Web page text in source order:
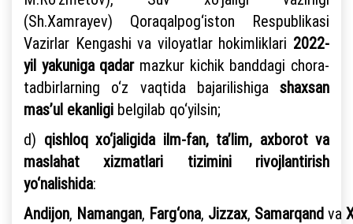
(Sh.Xamrayev) Qoraqalpog‘iston Respublikasi
Vazirlar Kengashi va viloyatlar hokimliklari 2022-
yil yakuniga qadar mazkur kichik banddagi chora-
tadbirlarning o‘z vaqtida bajarilishiga shaxsan
mas’ul ekanligi belgilab qo‘yilsin;
d) qishloq xo‘jaligida ilm-fan, ta’lim, axborot va
maslahat xizmatlari tizimini rivojlantirish
yo‘nalishida:
Andijon, Namangan, Farg‘ona, Jizzax, Samarqand va